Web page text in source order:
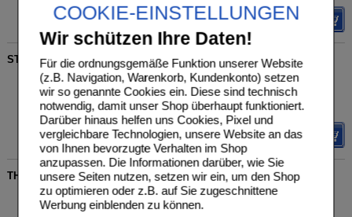
COOKIE-EINSTELLUNGEN
Wir schützen Ihre Daten!
Für die ordnungsgemäße Funktion unserer Website
(z.B. Navigation, Warenkorb, Kundenkonto) setzen
wir so genannte Cookies ein. Diese sind technisch
notwendig, damit unser Shop überhaupt funktioniert.
Darüber hinaus helfen uns Cookies, Pixel und
vergleichbare Technologien, unsere Website an das
von Ihnen bevorzugte Verhalten im Shop
anzupassen. Die Informationen darüber, wie Sie
unsere Seiten nutzen, setzen wir ein, um den Shop
zu optimieren oder z.B. auf Sie zugeschnittene
Werbung einblenden zu können.
Details
STERILLIUM Händedesinfektion Lösung
PAUL HARTMANN AG
00970690
100ml Lösung
UVP**
Unser Preis*
Sie sparen 2,21 €
Grundpreis
Details
THYMIAN HYGIENE Spray
DELTAMEDICA GmbH
16758816
Unser Preis*
Grundpreis